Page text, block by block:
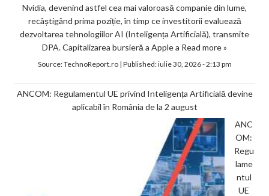
Nvidia, devenind astfel cea mai valoroasă companie din lume,
recâștigând prima poziție, în timp ce investitorii evaluează
dezvoltarea tehnologiilor AI (Inteligența Artificială), transmite
DPA. Capitalizarea bursieră a Apple a Read more »
Source:TechnoReport.ro| Published:iulie 30, 2026 - 2:13 pm
ANCOM: Regulamentul UE privind Inteligența Artificială devine
aplicabil în România de la 2 august
ANC
OM:
Regu
lame
ntul
UE